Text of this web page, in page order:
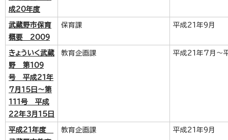
成20年度
武蔵野市保育
概要 2009
保育課 平成21年9月
きょういく武蔵
野 第109
号 平成21年
7月15日～第
111号 平成
22年3月15日
教育企画課 平成21年7月～
平成21年度
教育企画課 平成21年9月